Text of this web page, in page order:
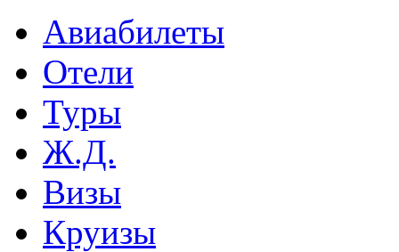
Авиабилеты
Отели
Туры
Ж.Д.
Визы
Круизы